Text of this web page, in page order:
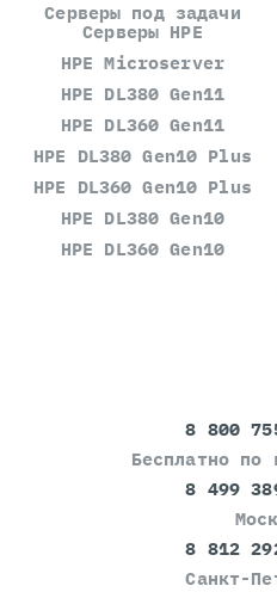
Серверы под задачи
Серверы HPE
HPE Microserver
HPE DL380 Gen11
HPE DL360 Gen11
HPE DL380 Gen10 Plus
HPE DL360 Gen10 Plus
HPE DL380 Gen10
HPE DL360 Gen10
8 800
Бесплатно по
8 499
8 812
Санкт-